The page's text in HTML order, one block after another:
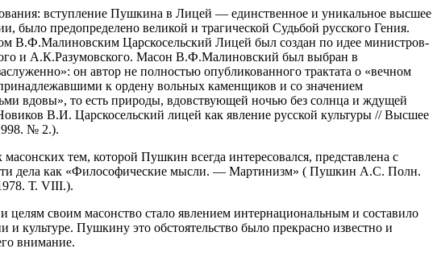
вступление Пушкина в Лицей — единственное и уникальное высшее
было предопределено великой и трагической Судьбой русского Гения.
В.Ф.Малиновским Царскосельский Лицей был создан по идее министров-
и А.К.Разумовского. Масон В.Ф.Малиновский был выбран в
он автор не полностью опубликованного трактата о «вечном
к ордену вольных каменщиков и со значением
вдовы», то есть природы, вдовствующей ночью без солнца и ждущей
В.И. Царскосельский лицей как явление русской культуры // Высшее
№ 2.).
тем, которой Пушкин всегда интересовался, представлена с
дела как «Философические мысли. — Мартинизм» ( Пушкин А.С. Полн.
Т. VIII.).
целям своим масонство стало явлением интернациональным и составило
и культуре. Пушкину это обстоятельство было прекрасно известно и
внимание.